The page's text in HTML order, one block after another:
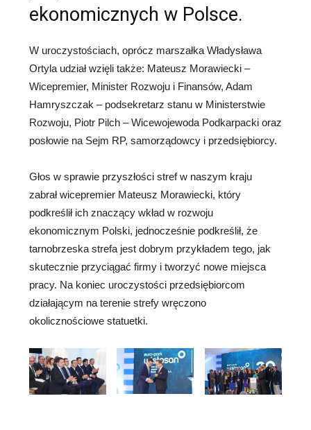
ekonomicznych w Polsce.
W uroczystościach, oprócz marszałka Władysława
Ortyla udział wzięli także: Mateusz Morawiecki –
Wicepremier, Minister Rozwoju i Finansów, Adam
Hamryszczak – podsekretarz stanu w Ministerstwie
Rozwoju, Piotr Pilch – Wicewojewoda Podkarpacki oraz
posłowie na Sejm RP, samorządowcy i przedsiębiorcy.
Głos w sprawie przyszłości stref w naszym kraju
zabrał wicepremier Mateusz Morawiecki, który
podkreślił ich znaczący wkład w rozwoju
ekonomicznym Polski, jednocześnie podkreślił, że
tarnobrzeska strefa jest dobrym przykładem tego, jak
skutecznie przyciągać firmy i tworzyć nowe miejsca
pracy. Na koniec uroczystości przedsiębiorcom
działającym na terenie strefy wręczono
okolicznościowe statuetki.